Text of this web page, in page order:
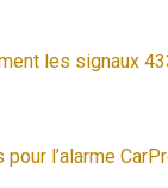
les signaux
l’alarme